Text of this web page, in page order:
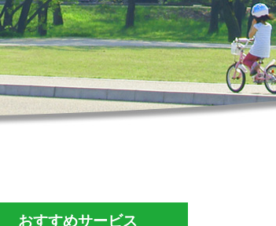
おすすめサービス